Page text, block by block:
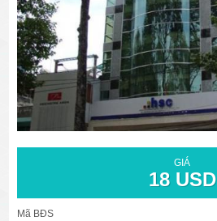
GIÁ
18 USD
Mã BĐS
văn phòng cho thuê quận 3
văn phòng quận 1
văn phòng quận 3
cao ốc văn phòng quận 1